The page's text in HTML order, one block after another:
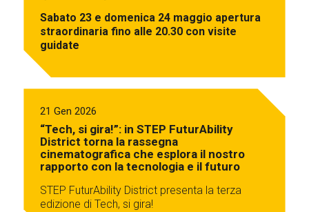
Sabato 23 e domenica 24 maggio apertura
straordinaria fino alle 20.30 con visite
guidate
21 Gen 2026
“Tech, si gira!”: in STEP FuturAbility
District torna la rassegna
cinematografica che esplora il nostro
rapporto con la tecnologia e il futuro
STEP FuturAbility District presenta la terza
edizione di Tech, si gira!